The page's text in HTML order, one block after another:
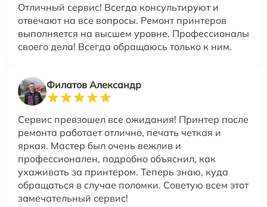
Отличный сервис! Всегда консультируют и
отвечают на все вопросы. Ремонт принтеров
выполняется на высшем уровне. Профессионалы
своего дела! Всегда обращаюсь только к ним.
Филатов Александр
Сервис превзошел все ожидания! Принтер после
ремонта работает отлично, печать четкая и
яркая. Мастер был очень вежлив и
профессионален, подробно объяснил, как
ухаживать за принтером. Теперь знаю, куда
обращаться в случае поломки. Советую всем этот
замечательный сервис!